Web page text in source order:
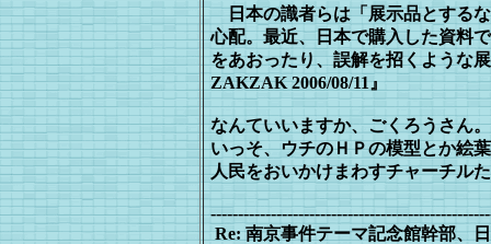
日本の識者らは「展示品とするな
心配。最近、日本で購入した資料
をあおったり、誤解を招くような
ZAKZAK 2006/08/11』
なんていいますか、ごくろうさん。
いっそ、ウチのＨＰの模型とか絵
人民をおいかけまわすチャーチル
Re: 南京事件テーマ記念館幹部、